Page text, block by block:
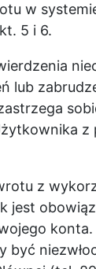
w
5 i 6.
lub
z
z
jest
być